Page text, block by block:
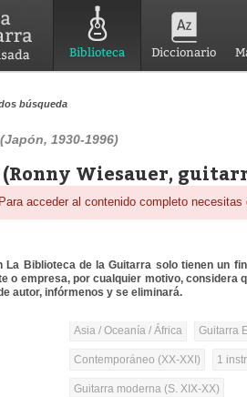
Biblioteca Diccionario
búsqueda
1930-1996)
(Ronny Wiesauer,
Para acceder al contenido completo necesitas
La Biblioteca de la Guitarra solo tienen un
o empresa, por cualquier motivo, considera
autor, infórmenos y se eliminará.
Asia / Oceanía / África Guitarra
Contemporáneo (XX-XXI) 1
Guitarra moderna (S. XIX-XX)